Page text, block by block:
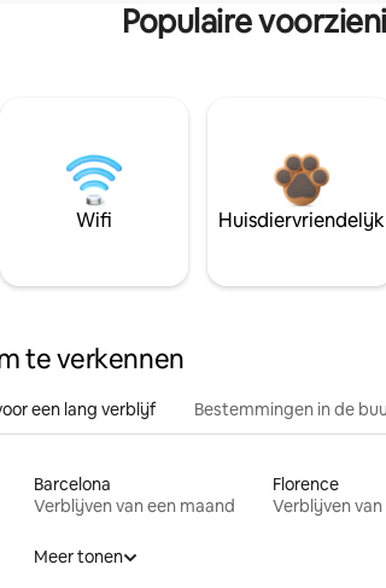
Populaire
Wifi Huisdiervriendelijk
te verkennen
een lang verblijf Bestemmingen in de
Barcelona
Verblijven van een maand
Florence
Verblijven
Meer tonen